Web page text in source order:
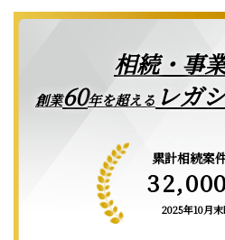
相続・事
創業60年を超える レガ
累計相続案
32,000
2025年10月